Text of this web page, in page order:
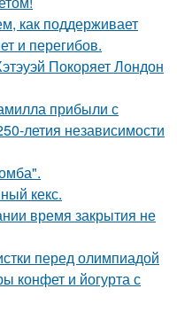
как поддерживает
и перегибов.
Покоряет Лондон
прибыли с
летия независимости
кекс.
время закрытия не
перед олимпиадой
конфет и йогурта с